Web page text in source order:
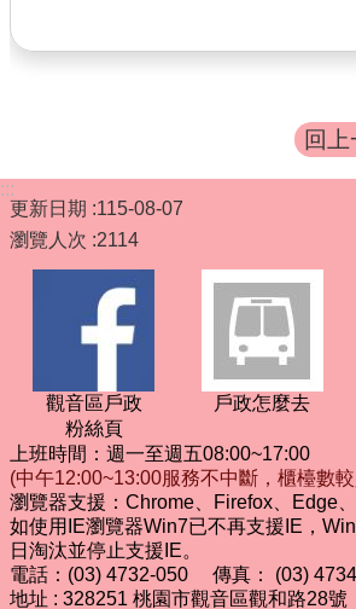
回
:::
更新日期
115-08-07
瀏覽人次 2114
觀音區戶政
粉絲頁
戶政怎麼去
上班時間：週一至週五08:00~17:00
(中午12:00~13:00服務不中斷，櫃檯數
瀏覽器支援：Chrome、Firefox、Edge
如使用IE瀏覽器Win7已不再支援IE，
日淘汰並停止支援IE。
電話：(03) 4732-050 傳真： (03)
地址 : 328251 桃園市觀音區觀和路28號